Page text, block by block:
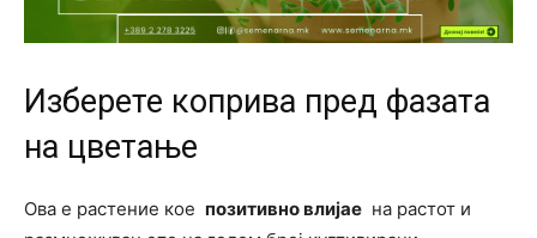
Изберете коприва пред фазата
на цветање
Ова е растение кое позитивно влијае на растот и